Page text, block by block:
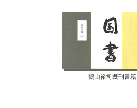
鶴山裕司既刊書籍